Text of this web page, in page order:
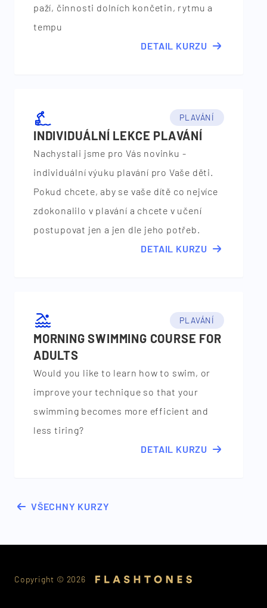
paží, činnosti dolních končetin, rytmu a
tempu
DETAIL KURZU
PLAVÁNÍ
INDIVIDUÁLNÍ LEKCE PLAVÁNÍ
Nachystali jsme pro Vás novinku -
individuální výuku plavání pro Vaše děti.
Pokud chcete, aby se vaše dítě co nejvíce
zdokonalilo v plavání a chcete v učení
postupovat jen a jen dle jeho potřeb.
DETAIL KURZU
PLAVÁNÍ
MORNING SWIMMING COURSE FOR
ADULTS
Would you like to learn how to swim, or
improve your technique so that your
swimming becomes more efficient and
less tiring?
DETAIL KURZU
VŠECHNY KURZY
Copyright © 2026